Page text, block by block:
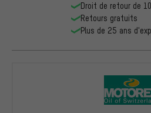
Droit de retour de
Retours gratuits
Plus de 25 ans